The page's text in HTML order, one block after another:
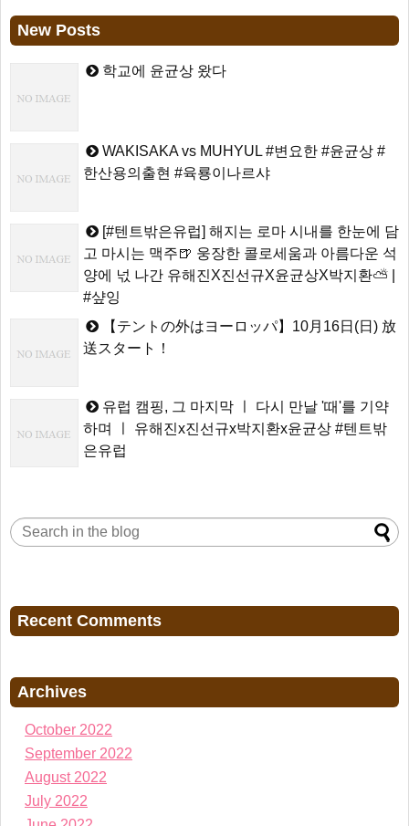
New Posts
학교에 윤균상 왔다
WAKISAKA vs MUHYUL #변요한 #윤균상 #
한산용의출현 #육룡이나르샤
[#텐트밖은유럽] 해지는 로마 시내를 한눈에 담
고 마시는 맥주🍺 웅장한 콜로세움과 아름다운 석
양에 넋 나간 유해진X진선규X윤균상X박지환⛅ |
#샾잉
【テントの外はヨーロッパ】10月16日(日) 放
送スタート！
유럽 캠핑, 그 마지막 ㅣ 다시 만날 '때'를 기약
하며 ㅣ 유해진x진선규x박지환x윤균상 #텐트밖
은유럽
Recent Comments
Archives
October 2022
September 2022
August 2022
July 2022